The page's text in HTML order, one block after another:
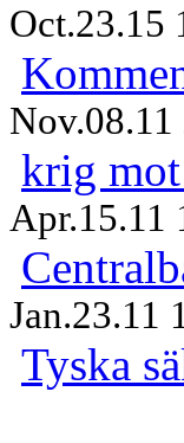
Oct.23.15
krig
Apr.15.11
Jan.23.11
Tyska